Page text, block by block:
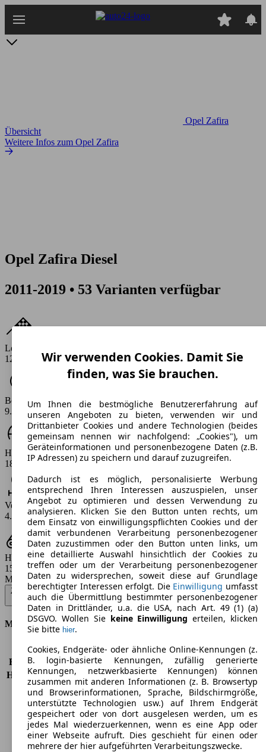
Hauptinhalt
Opel Zafira
Übersicht
Weitere Infos zum Opel Zafira
Opel Zafira Diesel
2011-2019 • 53 Varianten verfügbar
Leistung
120 - 170 PS
Beschleunigung (0-100 km/h)
9.8 - 12.7 s
Höchstgeschwindigkeit (km/h)
186 - 211 km/h
Verbrauch
4.9 - 9.5 l/100km
Hubraum
1598 - 1956 ccm
Modellbezeichnung:
Zafira 1.6 D (CDTi ecoFLEX) Start/Stop ON - 88 KW (120 PS) (2017/06
- 2018/05)▼
Motor & Leistung
KW (PS)
88 kW (120 PS)
Beschleunigung (0-100 km/h) 12,7s
Höchstgeschwindigkeit (km/h) 186 km/h
Anzahl der Gänge
6
Drehmoment
320 nm
Hubraum
1598 ccm
Kraftstoff
Diesel
Zylinder
4
Wir verwenden Cookies. Damit Sie
finden, was Sie brauchen.
Um Ihnen die bestmögliche Benutzererfahrung auf
unseren Angeboten zu bieten, verwenden wir und
Drittanbieter Cookies und andere Technologien (beides
gemeinsam nennen wir nachfolgend: „Cookies"), um
Geräteinformationen und personenbezogene Daten (z.B.
IP Adressen) zu speichern und darauf zuzugreifen.
Dadurch ist es möglich, personalisierte Werbung
entsprechend Ihren Interessen auszuspielen, unser
Angebot zu optimieren und dessen Verwendung zu
analysieren. Klicken Sie den Button unten rechts, um
dem Einsatz von einwilligungspflichten Cookies und der
damit verbundenen Verarbeitung personenbezogener
Daten zuzustimmen oder den Button unten links, um
eine detaillierte Auswahl hinsichtlich der Cookies zu
treffen oder um der Verarbeitung personenbezogener
Daten zu widersprechen, soweit diese auf Grundlage
berechtigter Interessen erfolgt. Die Einwilligung umfasst
auch die Übermittlung bestimmter personenbezogener
Daten in Drittländer, u.a. die USA, nach Art. 49 (1) (a)
DSGVO. Wollen Sie keine Einwilligung erteilen, klicken
Sie bitte hier.
Cookies, Endgeräte- oder ähnliche Online-Kennungen (z.
B. login-basierte Kennungen, zufällig generierte
Kennungen, netzwerkbasierte Kennungen) können
zusammen mit anderen Informationen (z. B. Browsertyp
und Browserinformationen, Sprache, Bildschirmgröße,
unterstützte Technologien usw.) auf Ihrem Endgerät
gespeichert oder von dort ausgelesen werden, um es
jedes Mal wiederzuerkennen, wenn es eine App oder
einer Webseite aufruft. Dies geschieht für einen oder
mehrere der hier aufgeführten Verarbeitungszwecke.